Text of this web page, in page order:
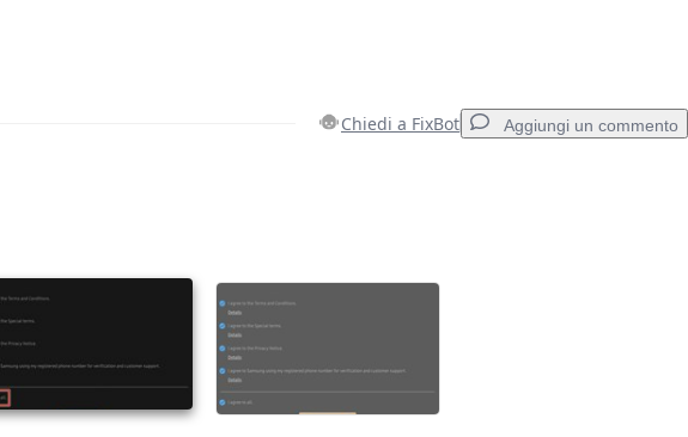
Chiedi a FixBot Aggiungi un commento